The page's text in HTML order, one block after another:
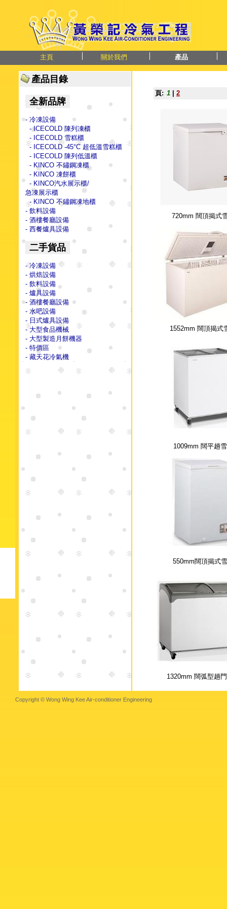
主頁 關於我們 產品
產品目錄
全新品牌
- 冷凍設備
- ICECOLD 陳列凍櫃
- ICECOLD 雪糕櫃
- ICECOLD -45°C 超低溫雪糕櫃
- ICECOLD 陳列低溫櫃
- KINCO 不鏽鋼凍櫃
- KINCO 凍餅櫃
- KINCO汽水展示櫃/
急凍展示櫃
- KINCO 不鏽鋼凍地櫃
- 飲料設備
- 酒樓餐廳設備
- 西餐爐具設備
二手貨品
- 冷凍設備
- 烘焙設備
- 飲料設備
- 爐具設備
- 酒樓餐廳設備
- 水吧設備
- 日式爐具設備
- 大型食品機械
- 大型製造月餅機器
- 特價區
- 藏天花冷氣機
頁: 1 2
720mm 闊頂揭式
1552mm 闊頂揭式
1009mm 闊平趟
550mm闊頂揭式
1320mm 闊弧型趟
Copyright © Wong Wing Kee Air-conditioner Engineering